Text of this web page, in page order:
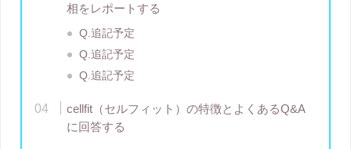
相をレポートする
Q.追記予定
Q.追記予定
Q.追記予定
cellfit（セルフィット）の特徴とよくあるQ&A
に回答する